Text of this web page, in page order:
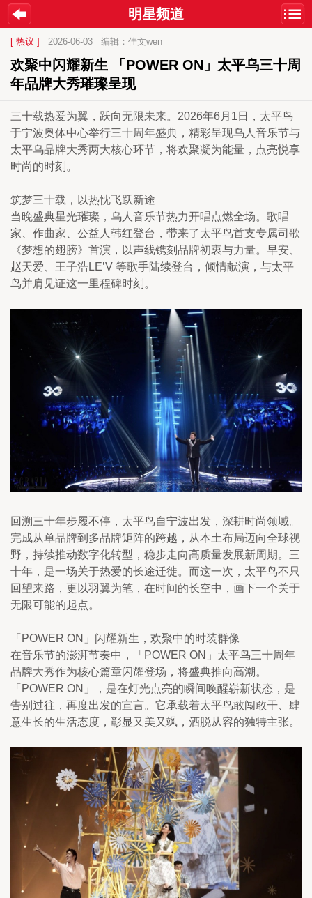
明星频道
[ 热议 ] 2026-06-03 编辑：佳文wen
欢聚中闪耀新生 「POWER ON」太平乌三十周
年品牌大秀璀璨呈现
三十载热爱为翼，跃向无限未来。2026年6月1日，太平鸟
于宁波奥体中心举行三十周年盛典，精彩呈现乌人音乐节与
太平乌品牌大秀两大核心环节，将欢聚凝为能量，点亮悦享
时尚的时刻。
筑梦三十载，以热忱飞跃新途
当晚盛典星光璀璨，乌人音乐节热力开唱点燃全场。歌唱
家、作曲家、公益人韩红登台，带来了太平鸟首支专属司歌
《梦想的翅膀》首演，以声线镌刻品牌初衷与力量。早安、
赵天爱、王子浩LE’V 等歌手陆续登台，倾情献演，与太平
鸟并肩见证这一里程碑时刻。
回溯三十年步履不停，太平鸟自宁波出发，深耕时尚领域。
完成从单品牌到多品牌矩阵的跨越，从本土布局迈向全球视
野，持续推动数字化转型，稳步走向高质量发展新周期。三
十年，是一场关于热爱的长途迁徙。而这一次，太平鸟不只
回望来路，更以羽翼为笔，在时间的长空中，画下一个关于
无限可能的起点。
「POWER ON」闪耀新生，欢聚中的时装群像
在音乐节的澎湃节奏中，「POWER ON」太平鸟三十周年
品牌大秀作为核心篇章闪耀登场，将盛典推向高潮。
「POWER ON」，是在灯光点亮的瞬间唤醒崭新状态，是
告别过往，再度出发的宣言。它承载着太平鸟敢闯敢干、肆
意生长的生活态度，彰显又美又飒，酒脱从容的独特主张。